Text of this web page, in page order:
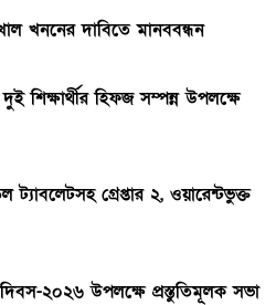
খননের দাবিতে মানববন্ধন
শিক্ষার্থীর হিফজ সম্পন্ন উপলক্ষে
গ্রেপ্তার ২, ওয়ারেন্টভুক্ত
২০২৬ উপলক্ষে প্রস্তুতিমূলক সভা